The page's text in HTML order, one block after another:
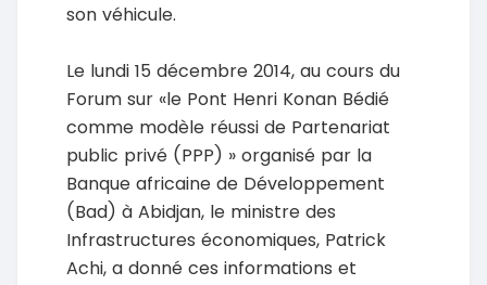
son véhicule.
Le lundi 15 décembre 2014, au cours du
Forum sur «le Pont Henri Konan Bédié
comme modèle réussi de Partenariat
public privé (PPP) » organisé par la
Banque africaine de Développement
(Bad) à Abidjan, le ministre des
Infrastructures économiques, Patrick
Achi, a donné ces informations et